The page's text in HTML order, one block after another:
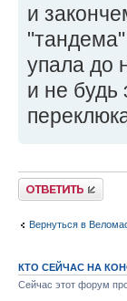
и
упала до
и не будь
Ответить
Вернуться в
КТО СЕЙЧАС НА
Сейчас этот форум